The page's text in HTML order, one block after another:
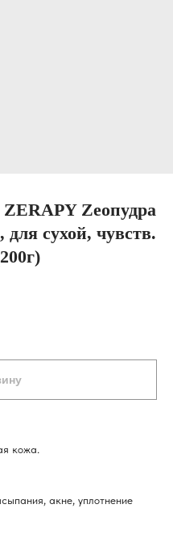
Zeoпудра
сухой, чувств.
кожа.
акне, уплотнение